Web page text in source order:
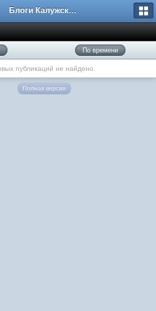
Блоги Калужского перекрестка
По времени
публикаций не найдено.
Полная версия